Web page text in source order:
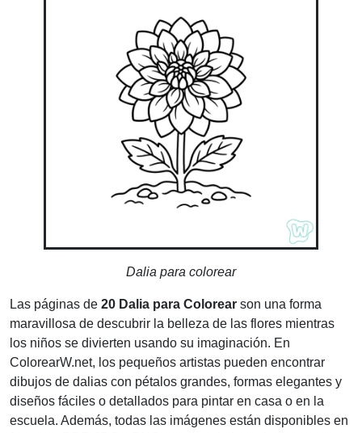
Dalia para colorear
Las páginas de 20 Dalia para Colorear son una forma
maravillosa de descubrir la belleza de las flores mientras
los niños se divierten usando su imaginación. En
ColorearW.net, los pequeños artistas pueden encontrar
dibujos de dalias con pétalos grandes, formas elegantes y
diseños fáciles o detallados para pintar en casa o en la
escuela. Además, todas las imágenes están disponibles en